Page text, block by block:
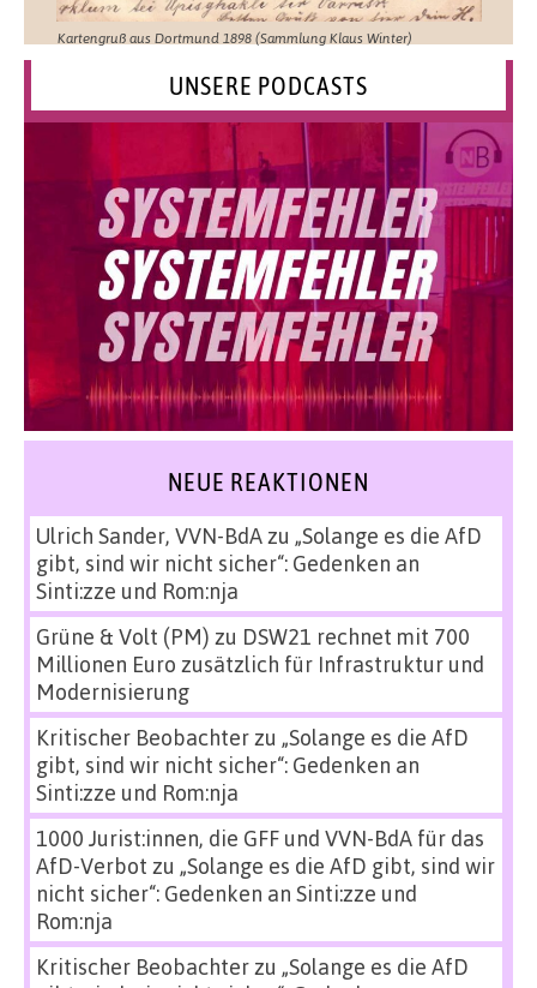
Kartengruß aus Dortmund 1898 (Sammlung Klaus Winter)
UNSERE PODCASTS
NEUE REAKTIONEN
Ulrich Sander, VVN-BdAzu „Solange es die AfD
gibt, sind wir nicht sicher“: Gedenken an
Sinti:zze und Rom:nja
Grüne & Volt (PM) zu DSW21 rechnet mit 700
Millionen Euro zusätzlich für Infrastruktur und
Modernisierung
Kritischer Beobachterzu „Solange es die AfD
gibt, sind wir nicht sicher“: Gedenken an
Sinti:zze und Rom:nja
1000 Jurist:innen, die GFF und VVN-BdA für das
AfD-Verbot zu „Solange es die AfD gibt, sind wir
nicht sicher“: Gedenken an Sinti:zze und
Rom:nja
Kritischer Beobachterzu „Solange es die AfD